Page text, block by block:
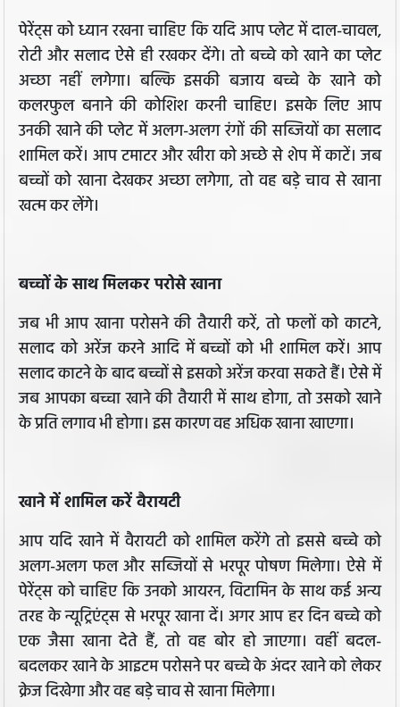
पेरेंट्स को ध्यान रखना चाहिए कि यदि आप प्लेट में दाल-चावल,
रोटी और सलाद ऐसे ही रखकर देंगे। तो बच्चे को खाने का प्लेट
अच्छा नहीं लगेगा। बल्कि इसकी बजाय बच्चे के खाने को
कलरफुल बनाने की कोशिश करनी चाहिए। इसके लिए आप
उनकी खाने की प्लेट में अलग-अलग रंगों की सब्जियों का सलाद
शामिल करें। आप टमाटर और खीरा को अच्छे से शेप में काटें। जब
बच्चों को खाना देखकर अच्छा लगेगा, तो वह बड़े चाव से खाना
खत्म कर लेंगे।
बच्चों के साथ मिलकर परोसे खाना
जब भी आप खाना परोसने की तैयारी करें, तो फलों को काटने,
सलाद को अरेंज करने आदि में बच्चों को भी शामिल करें। आप
सलाद काटने के बाद बच्चों से इसको अरेंज करवा सकते हैं। ऐसे में
जब आपका बच्चा खाने की तैयारी में साथ होगा, तो उसको खाने
के प्रति लगाव भी होगा। इस कारण वह अधिक खाना खाएगा।
खाने में शामिल करें वैरायटी
आप यदि खाने में वैरायटी को शामिल करेंगे तो इससे बच्चे को
अलग-अलग फल और सब्जियों से भरपूर पोषण मिलेगा। ऐसे में
पेरेंट्स को चाहिए कि उनको आयरन, विटामिन के साथ कई अन्य
तरह के न्यूट्रिएंट्स से भरपूर खाना दें। अगर आप हर दिन बच्चे को
एक जैसा खाना देते हैं, तो वह बोर हो जाएगा। वहीं बदल-
बदलकर खाने के आइटम परोसने पर बच्चे के अंदर खाने को लेकर
क्रेज दिखेगा और वह बड़े चाव से खाना मिलेगा।